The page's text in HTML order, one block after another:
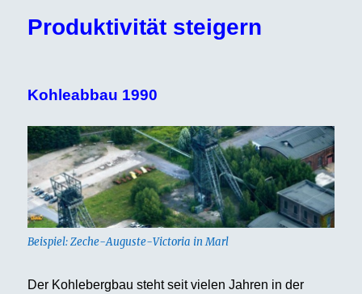
Produktivität steigern
Kohleabbau 1990
Beispiel: Zeche-Auguste-Victoria in Marl
Der Kohlebergbau steht seit vielen Jahren in der